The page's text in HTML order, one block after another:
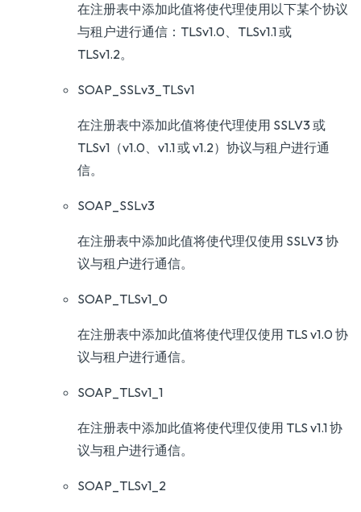
在注册表中添加此值将使代理使用以下某个协议
与租户进行通信：TLSv1.0、TLSv1.1 或
TLSv1.2。
SOAP_SSLv3_TLSv1
在注册表中添加此值将使代理使用 SSLV3 或
TLSv1（v1.0、v1.1 或 v1.2）协议与租户进行通
信。
SOAP_SSLv3
在注册表中添加此值将使代理仅使用 SSLV3 协
议与租户进行通信。
SOAP_TLSv1_0
在注册表中添加此值将使代理仅使用 TLS v1.0 协
议与租户进行通信。
SOAP_TLSv1_1
在注册表中添加此值将使代理仅使用 TLS v1.1 协
议与租户进行通信。
SOAP_TLSv1_2